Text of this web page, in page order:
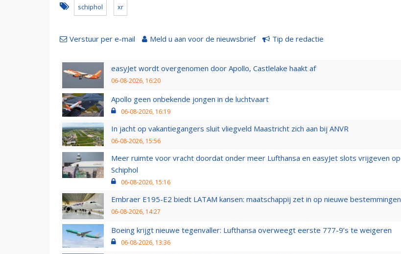
schiphol xr
Verstuur per e-mail Meld u aan voor de nieuwsbrief Tip de redactie
easyJet wordt overgenomen door Apollo, Castlelake haakt af
06-08-2026, 16:20
Apollo geen onbekende jongen in de luchtvaart
06-08-2026, 16:19
In jacht op vakantiegangers sluit vliegveld Maastricht zich aan bij ANVR
06-08-2026, 15:56
Meer ruimte voor vracht doordat onder meer Lufthansa en easyJet slots vrijgeven op
Schiphol
06-08-2026, 15:16
Embraer E195-E2 biedt LATAM kansen: maatschappij zet in op nieuwe bestemmingen
06-08-2026, 14:27
Boeing krijgt nieuwe tegenvaller: Lufthansa overweegt eerste 777-9’s te weigeren
06-08-2026, 13:36